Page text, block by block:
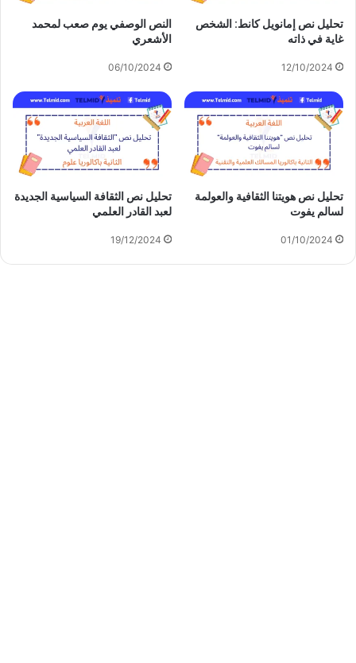
تحليل نص إمانويل كانط: الشخص
غاية في ذاته
12/10/2024
النص الوصفي يوم صعب لمحمد
الأشعري
06/10/2024
تحليل نص هويتنا الثقافية والعولمة
لسالم يفوت
01/10/2024
تحليل نص الثقافة السياسية الجديدة
لعبد القادر العلمي
19/12/2024